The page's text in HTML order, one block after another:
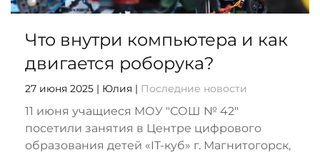
Что внутри компьютера и как
двигается роборука?
27 июня 2025 | Юлия | Последние новости
11 июня учащиеся МОУ "СОШ № 42"
посетили занятия в Центре цифрового
образования детей «IT-куб» г. Магнитогорск,